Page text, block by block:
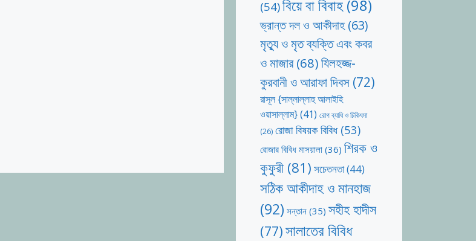
(54)বিয়ে বা বিবাহ (98)
ভ্রান্ত দল ও আকীদাহ(63)
মৃত্যু ও মৃত ব্যক্তি এবং কবর
ও মাজার(68)যিলহজ্জ-
কুরবানী ও আরাফা দিবস (72)
রাসূল {সাল্লাল্লাহু আলাইহি
ওয়াসাল্লাম}(41) রোগ ব্যাধি ও চিকিৎসা
(26) রোজা বিষয়ক বিবিধ(53)
রোজার বিবিধ মাসয়ালা (36) শিরক ও
কুফুরী (81) সচেতনতা(44)
সঠিক আকীদাহ ও মানহাজ
(92) সন্তান (35) সহীহ হাদীস
(77)সালাতের বিবিধ